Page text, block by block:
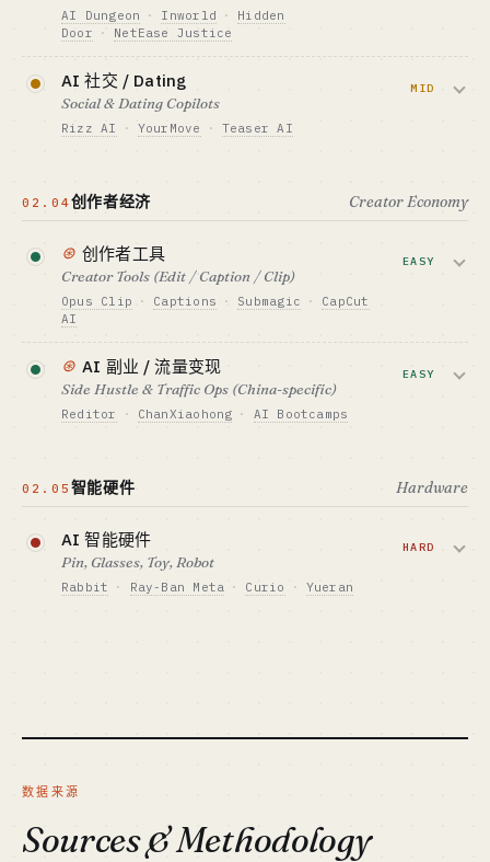
资金底线 · CAPITAL
$15-70K
订阅 + 抽卡 + 增值道具
标杆 · BENCHMARK
Xingye 月活 6.49M · Character.AI 注册 2.33
网感单兵 / 私域操盘手 · 注意合规
AI Dungeon · Inworld ·
Hidden
Door
· NetEase Justice
大厂主导，独立工作室仍有 indie 空间。互
动小说 + AI 生成 1-3 人可做。
资金底线 · CAPITAL
内购 / 订阅 / 广告
AI Dungeon · Inworld · 网易《逆水寒》AI NPC
最适合 · BEST FIT
AI 社交 / Dating
Social & Dating Copilots
Rizz AI · YourMove · Teaser AI
$15-70K
GTM · SALES MOTION
订阅 + 一次性付费
最适合 · BEST FIT
网感单兵（海外 web/app）· 国内合规风险
MID
02.04创作者经济 Creator Economy
⊛ 创作者工具
Creator Tools (Edit / Caption / Clip)
Opus Clip · Captions · Submagic ·
CapCut
AI
创作者经济 + AI 是 2C 最确定的现金流赛
道之一。一人做工具+教程+训练营三件套
常见。
GTM · SALES MOTION
标杆 · BENCHMARK
Opus Clip · Captions · CapCut AI
最适合 · BEST FIT
网感单兵 (Top 推荐)
EASY
⊛ AI 副业 / 流量变现
Side Hustle & Traffic Ops (China-specific)
Reditor · ChanXiaohong · AI Bootcamps
$15K
GTM · SALES MOTION
工具订阅 + 知识付费 + 私域分销
EASY
02.05 智能硬件 Hardware
AI 智能硬件
Pin, Glasses, Toy, Robot
Rabbit · Ray-Ban Meta · Curio · Yueran
GTM · SALES MOTION
最适合 · BEST FIT
硬件资源 + 资本侧勇者 · 个人不建议
HARD
数据来源
Sources & Methodology